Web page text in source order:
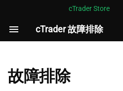
cTrader Store
cTrader 故障排除
正
初不稳定或缓慢的互联网连接
故障排除